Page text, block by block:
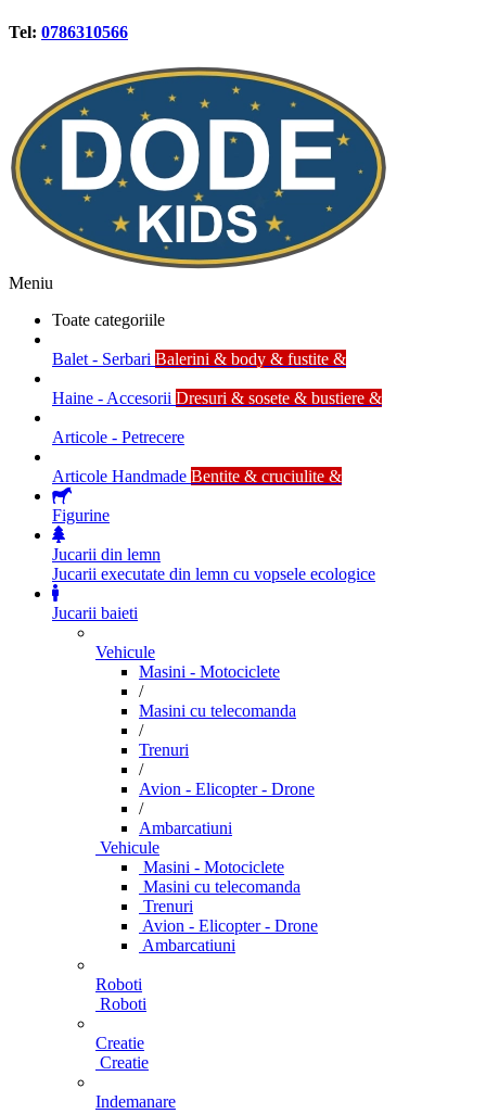
Tel: 0786310566
Meniu
Toate categoriile
Balet - Serbari Balerini & body & fustite &
Haine - Accesorii Dresuri & sosete & bustiere &
Articole - Petrecere
Articole Handmade Bentite & cruciulite &
Figurine
Jucarii din lemn
Jucarii executate din lemn cu vopsele ecologice
Jucarii baieti
Vehicule
Masini - Motociclete
/
Masini cu telecomanda
/
Trenuri
/
Avion - Elicopter - Drone
/
Ambarcatiuni
Vehicule
Masini - Motociclete
Masini cu telecomanda
Trenuri
Avion - Elicopter - Drone
Ambarcatiuni
Roboti
Roboti
Creatie
Creatie
Indemanare